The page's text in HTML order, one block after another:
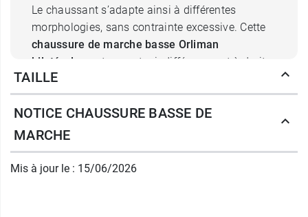
Le chaussant s’adapte ainsi à différentes
morphologies, sans contrainte excessive. Cette
chaussure de marche basse Orliman
bilatérale
peut se porter indifféremment à droite
ou à gauche. Cette caractéristique simplifie son
utilisation au quotidien, notamment lors de
soins post-opératoires. La chaussure
accompagne le pied sans gêner son évolution.
Chaussure Orliman de marche
TAILLE
NOTICE CHAUSSURE BASSE DE
MARCHE
Mis à jour le : 15/06/2026